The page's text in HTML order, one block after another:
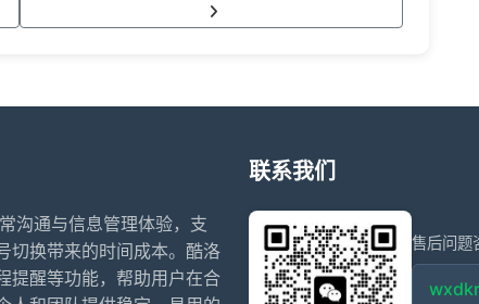
沟通与信息管理体验，支
切换带来的时间成本。酷洛
提醒等功能，帮助用户在合
联系我们
售后问题